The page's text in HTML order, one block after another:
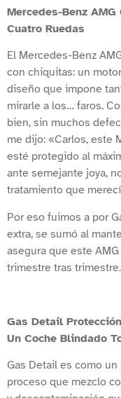
Mercedes-Benz
Cuatro Ruedas
El Mercedes-Benz
con chiquitas: un
diseño que impone
mirarle a los… faros.
bien, sin muchos
me dijo: «Carlos, este
esté protegido al
ante semejante joya,
tratamiento que
Por eso fuimos a por
extra, se sumó al
asegura que este
trimestre tras trimestre.
Gas Detail
Un Coche Blindado
Gas Detail es como
proceso que mezclo